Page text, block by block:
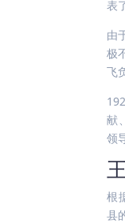
表
由
极
飞
献
领
根
县